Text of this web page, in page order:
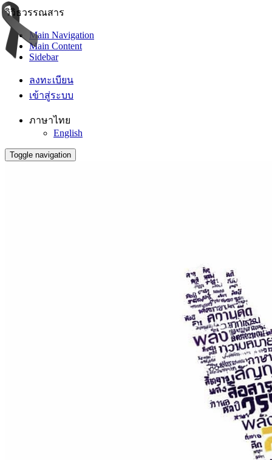
วิวิธวรรณสาร
Main Navigation
Main Content
Sidebar
ลงทะเบียน
เข้าสู่ระบบ
ภาษาไทย
English
Toggle navigation